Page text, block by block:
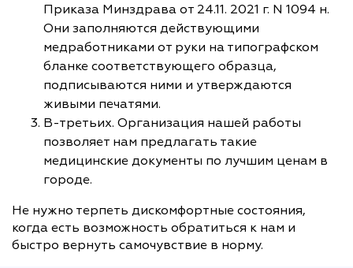
Приказа Минздрава от 24.11. 2021 г. N 1094 н.
Они заполняются действующими
медработниками от руки на типографском
бланке соответствующего образца,
подписываются ними и утверждаются
живыми печатями.
В-третьих. Организация нашей работы
позволяет нам предлагать такие
медицинские документы по лучшим ценам в
городе.
Не нужно терпеть дискомфортные состояния,
когда есть возможность обратиться к нам и
быстро вернуть самочувствие в норму.